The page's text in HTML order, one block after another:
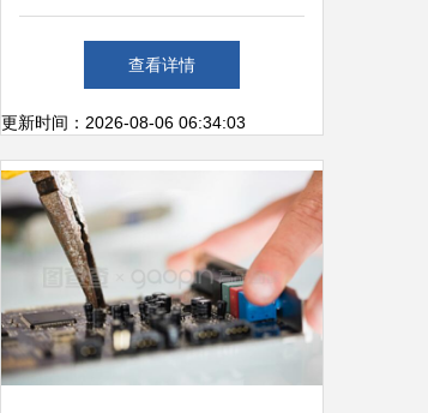
公设备与网络安防快速上门服
务
查看详情
更新时间：2026-08-06 06:34:03